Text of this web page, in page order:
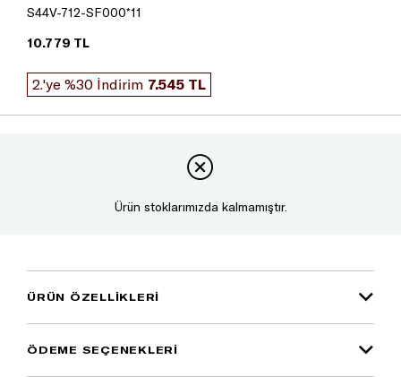
S44V-712-SF000*11
10.779 TL
2.'ye %30 İndirim 7.545 TL
Ürün stoklarımızda kalmamıştır.
ÜRÜN ÖZELLIKLERI
ÖDEME SEÇENEKLERI